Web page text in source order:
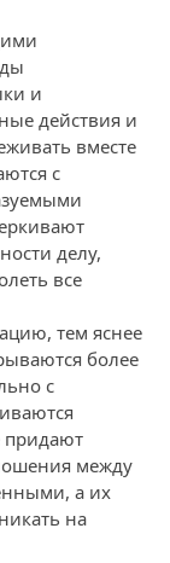
и
действия и
вместе
с
делу,
все
тем яснее
более
с
придают
между
а их
на